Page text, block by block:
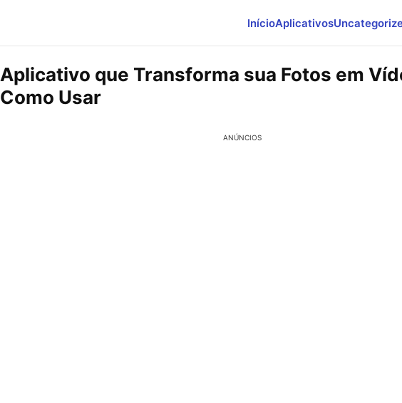
InícioAplicativos
Aplicativo que Transforma sua Fotos em
Como Usar
ANÚNCIOS